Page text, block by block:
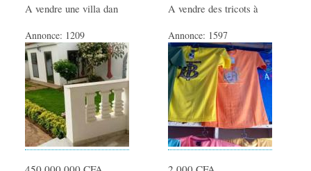
A vendre une villa dan
Annonce: 1209
A vendre des tricots à
Annonce: 1597